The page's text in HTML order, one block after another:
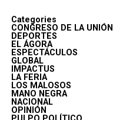
Categories
CONGRESO DE LA UNIÓN
DEPORTES
EL ÁGORA
ESPECTÁCULOS
GLOBAL
IMPACTUS
LA FERIA
LOS MALOSOS
MANO NEGRA
NACIONAL
OPINIÓN